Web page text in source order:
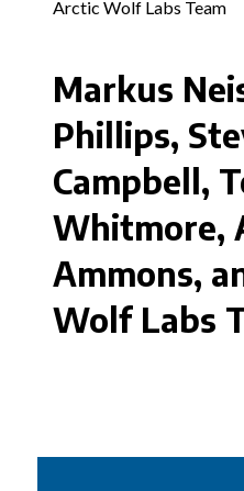
Markus
Phillips,
Campbell,
Whitmore,
Ammons,
Wolf Labs